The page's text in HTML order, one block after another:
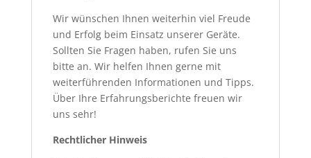
Wir wünschen Ihnen weiterhin viel Freude
und Erfolg beim Einsatz unserer Geräte.
Sollten Sie Fragen haben, rufen Sie uns
bitte an. Wir helfen Ihnen gerne mit
weiterführenden Informationen und Tipps.
Über Ihre Erfahrungsberichte freuen wir
uns sehr!
Rechtlicher Hinweis